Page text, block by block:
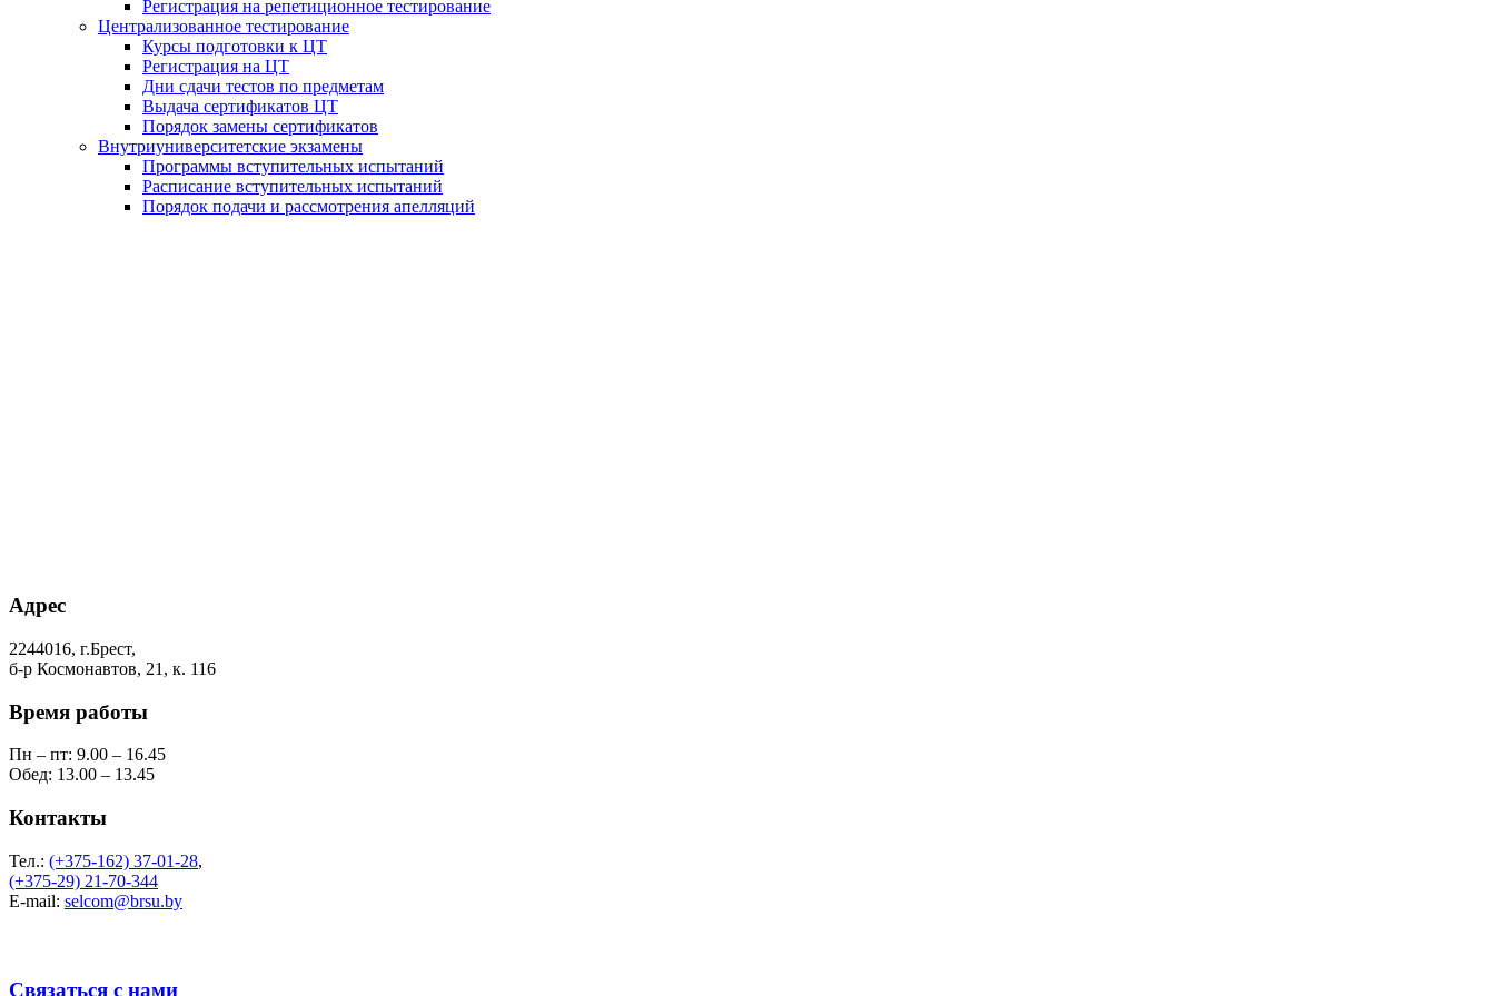
Регистрация на репетиционное тестирование
Централизованное тестирование
Курсы подготовки к ЦТ
Регистрация на ЦТ
Дни сдачи тестов по предметам
Выдача сертификатов ЦТ
Порядок замены сертификатов
Внутриуниверситетские экзамены
Программы вступительных испытаний
Расписание вступительных испытаний
Порядок подачи и рассмотрения апелляций
Адрес
2244016, г.Брест,
б-р Космонавтов, 21, к. 116
Время работы
Пн – пт: 9.00 – 16.45
Обед: 13.00 – 13.45
Контакты
Тел.: (+375-162) 37-01-28,
(+375-29) 21-70-344
E-mail: selcom@brsu.by
Связаться с нами